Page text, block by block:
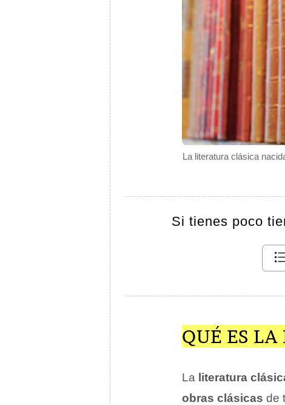
La literatura clásica
Si tienes poco
QUÉ ES
La literatura
obras clásicas de